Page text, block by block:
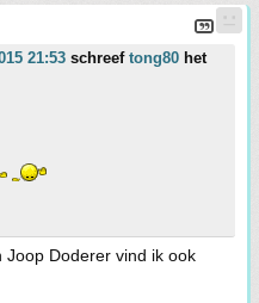
21:53 schreef tong80 het
Joop Doderer vind ik ook